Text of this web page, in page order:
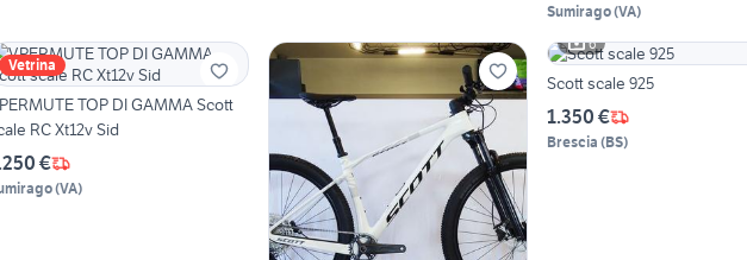
Sumirago(VA)
Vetrina
TOP DI GAMMA Scott
RC Xt12v Sid
€
(VA)
6
Scott scale 925
1.350 €
Brescia (BS)